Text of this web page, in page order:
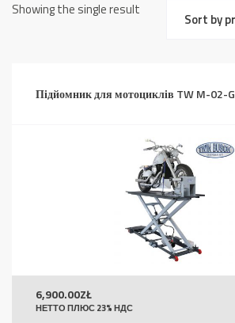
Showing the single result
Підйомник для мотоциклів TW M-02-G
6,900.00ZŁ
НЕТТО ПЛЮС 23% НДС